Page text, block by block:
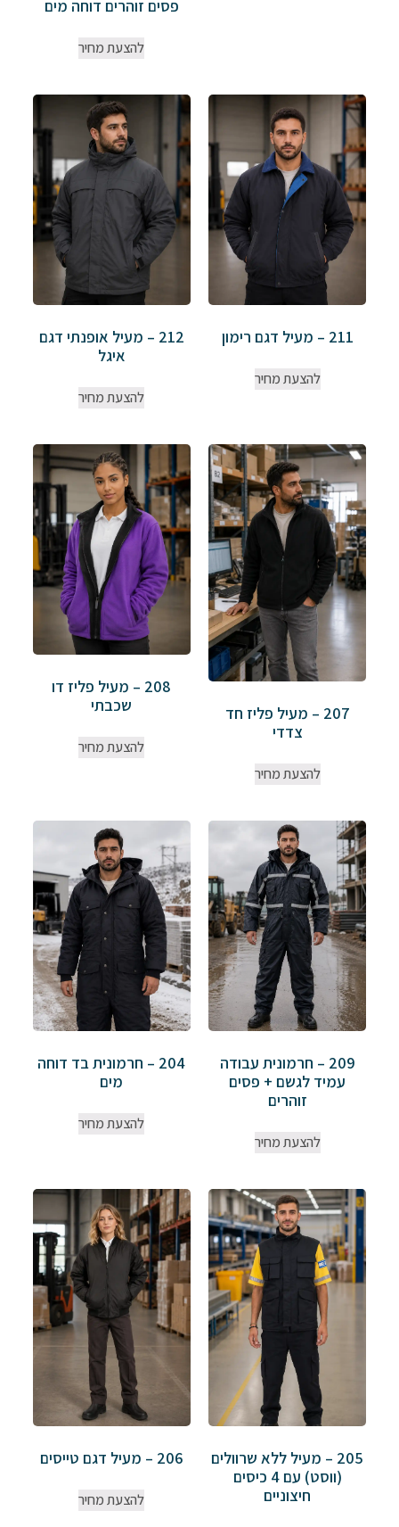
פסים זוהרים דוחה מים
להצעת מחיר
211 – מעיל דגם רימון
להצעת מחיר
212 – מעיל אופנתי דגם
איגל
להצעת מחיר
207 – מעיל פליז חד
צדדי
להצעת מחיר
208 – מעיל פליז דו
שכבתי
להצעת מחיר
209 – חרמונית עבודה
עמיד לגשם + פסים
זוהרים
להצעת מחיר
204 – חרמונית בד דוחה
מים
להצעת מחיר
205 – מעיל ללא שרוולים
(ווסט) עם 4 כיסים
חיצוניים
206 – מעיל דגם טייסים
להצעת מחיר